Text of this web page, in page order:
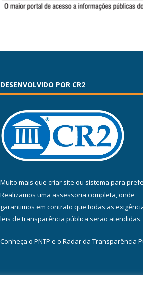
DESENVOLVIDO POR CR2
Muito mais que criar site ou sistema para
Realizamos uma assessoria completa, onde
garantimos em contrato que todas as
leis de transparência pública serão atendidas.
Conheça o PNTP e o Radar da Transparência